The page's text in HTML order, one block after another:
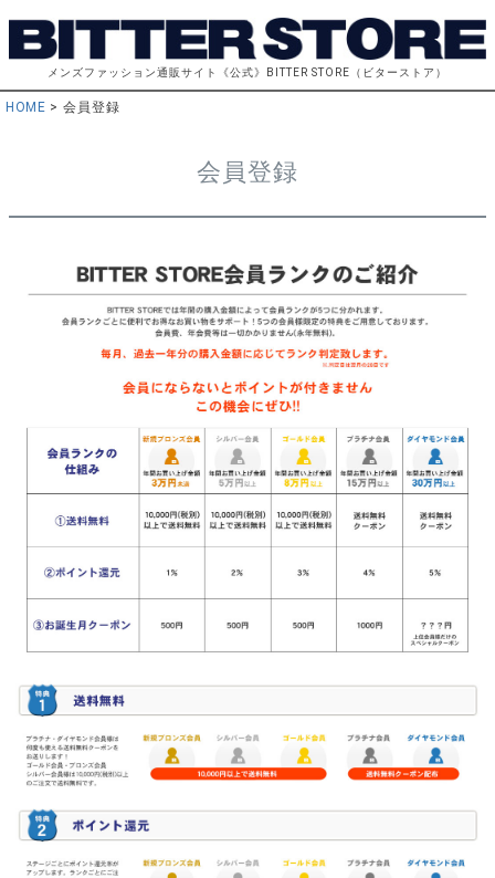
メンズファッション通販サイト《公式》BITTER STORE（ビターストア）
HOME 会員登録
会員登録